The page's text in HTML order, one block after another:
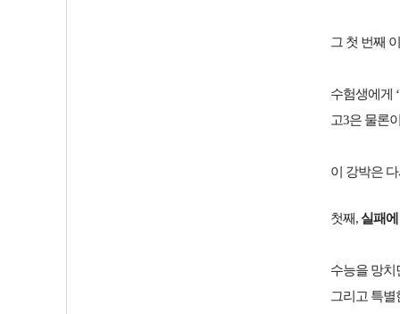
그 첫 번째
수험생에게
고3은 물론
이 강박은
첫째, 실패
수능을 망치
그리고 특